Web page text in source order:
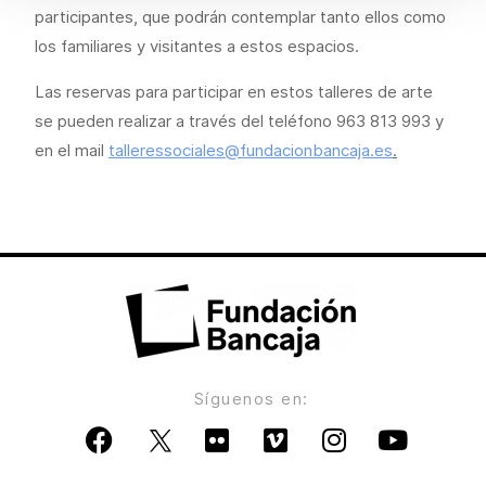
participantes, que podrán contemplar tanto ellos como
los familiares y visitantes a estos espacios.
Las reservas para participar en estos talleres de arte
se pueden realizar a través del teléfono 963 813 993 y
en el mail talleressociales@fundacionbancaja.es.
Síguenos en: